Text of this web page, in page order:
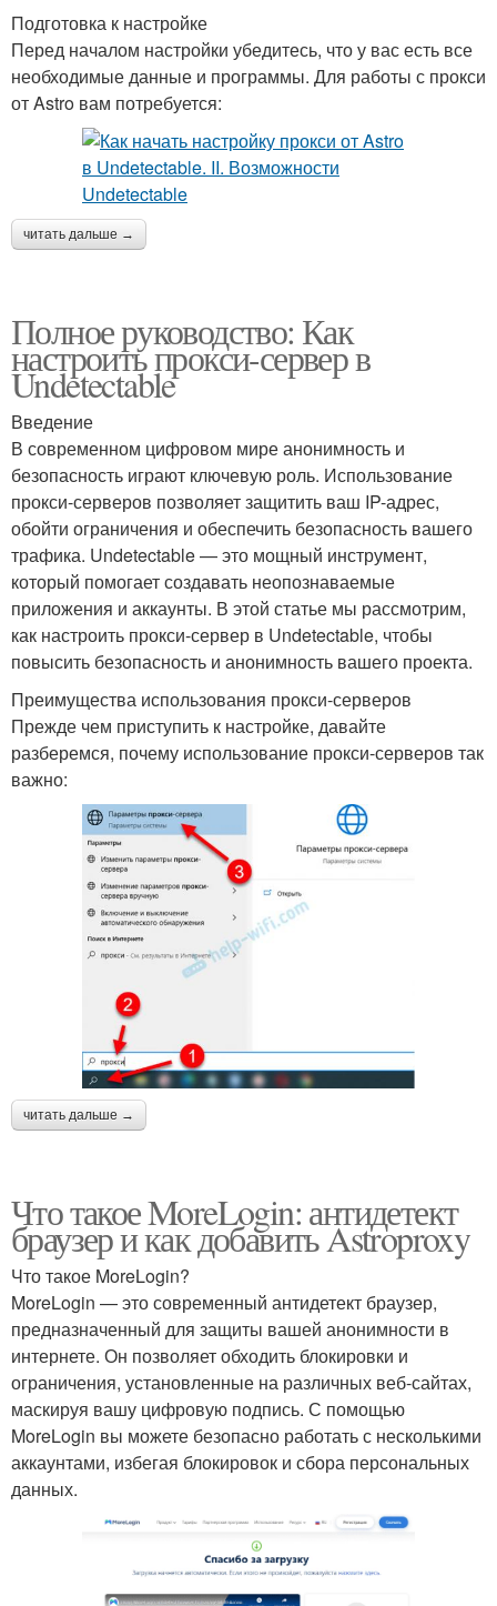
Подготовка к настройке
Перед началом настройки убедитесь, что у вас есть все
необходимые данные и программы. Для работы с прокси
от Astro вам потребуется:
читать дальше →
Полное руководство: Как
настроить прокси-сервер в
Undetectable
Введение
В современном цифровом мире анонимность и
безопасность играют ключевую роль. Использование
прокси-серверов позволяет защитить ваш IP-адрес,
обойти ограничения и обеспечить безопасность вашего
трафика. Undetectable — это мощный инструмент,
который помогает создавать неопознаваемые
приложения и аккаунты. В этой статье мы рассмотрим,
как настроить прокси-сервер в Undetectable, чтобы
повысить безопасность и анонимность вашего проекта.
Преимущества использования прокси-серверов
Прежде чем приступить к настройке, давайте
разберемся, почему использование прокси-серверов так
важно:
читать дальше →
Что такое MoreLogin: антидетект
браузер и как добавить Astroproxy
Что такое MoreLogin?
MoreLogin — это современный антидетект браузер,
предназначенный для защиты вашей анонимности в
интернете. Он позволяет обходить блокировки и
ограничения, установленные на различных веб-сайтах,
маскируя вашу цифровую подпись. С помощью
MoreLogin вы можете безопасно работать с несколькими
аккаунтами, избегая блокировок и сбора персональных
данных.